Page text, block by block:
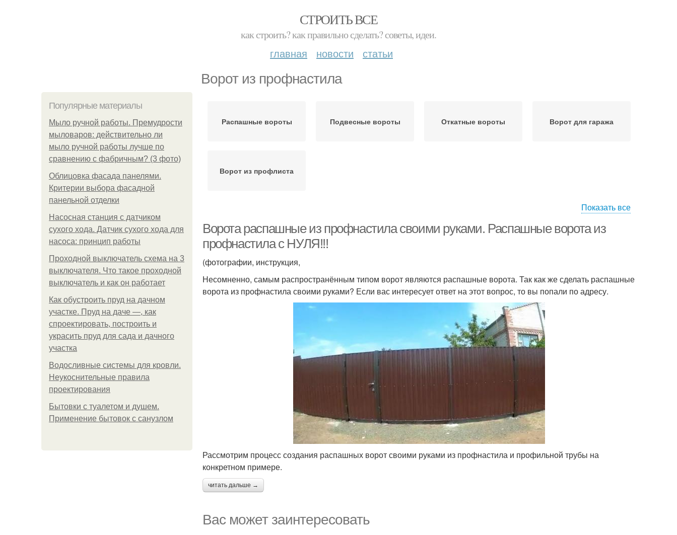
СТРОИТЬ ВСЕ
как строить? как правильно сделать? советы, идеи.
главная новости статьи
Ворот из профнастила
Популярные материалы
Мыло ручной работы. Премудрости
мыловаров: действительно ли
мыло ручной работы лучше по
сравнению с фабричным? (3 фото)
Облицовка фасада панелями.
Критерии выбора фасадной
панельной отделки
Насосная станция с датчиком
сухого хода. Датчик сухого хода для
насоса: принцип работы
Проходной выключатель схема на 3
выключателя. Что такое проходной
выключатель и как он работает
Как обустроить пруд на дачном
участке. Пруд на даче —, как
спроектировать, построить и
украсить пруд для сада и дачного
участка
Водосливные системы для кровли.
Неукоснительные правила
проектирования
Бытовки с туалетом и душем.
Применение бытовок с санузлом
Распашные вороты Подвесные вороты Откатные вороты Ворот для гаража
Ворот из профлиста
Показать все
Ворота распашные из профнастила своими руками. Распашные ворота из
профнастила с НУЛЯ!!!
(фотографии, инструкция,
Несомненно, самым распространённым типом ворот являются распашные ворота. Так как же сделать распашные
ворота из профнастила своими руками? Если вас интересует ответ на этот вопрос, то вы попали по адресу.
Рассмотрим процесс создания распашных ворот своими руками из профнастила и профильной трубы на
конкретном примере.
читать дальше →
Вас может заинтересовать